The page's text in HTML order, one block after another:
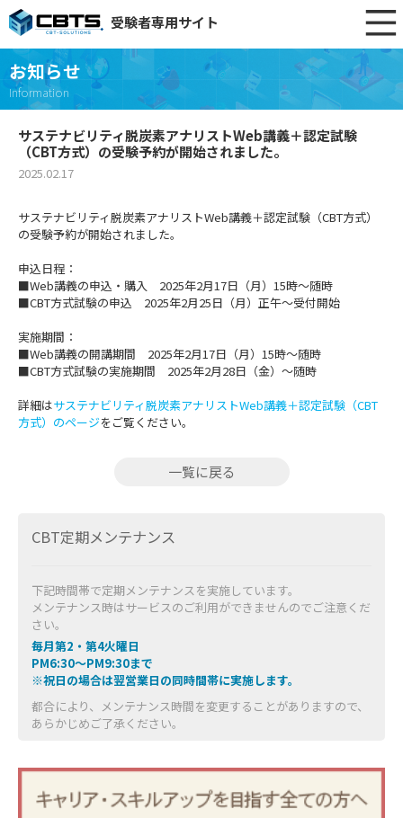
受験者専用サイト
お知らせ
Information
サステナビリティ脱炭素アナリストWeb講義＋認定試験
（CBT方式）の受験予約が開始されました。
2025.02.17
サステナビリティ脱炭素アナリストWeb講義＋認定試験（CBT方式）
の受験予約が開始されました。
申込日程：
■Web講義の申込・購入 2025年2月17日（月）15時～随時
■CBT方式試験の申込 2025年2月25日（月）正午～受付開始
実施期間：
■Web講義の開講期間 2025年2月17日（月）15時～随時
■CBT方式試験の実施期間 2025年2月28日（金）～随時
詳細はサステナビリティ脱炭素アナリストWeb講義＋認定試験（CBT
方式）のページをご覧ください。
一覧に戻る
CBT定期メンテナンス
下記時間帯で定期メンテナンスを実施しています。
メンテナンス時はサービスのご利用ができませんのでご注意くだ
さい。
毎月第2・第4火曜日
PM6:30～PM9:30まで
※祝日の場合は翌営業日の同時間帯に実施します。
都合により、メンテナンス時間を変更することがありますので、
あらかじめご了承ください。